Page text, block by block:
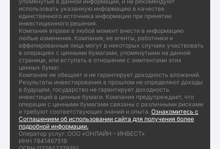
использовать указанную информацию в качестве
единственного источника информации при принятии
инвестиционного решения.
Компания вправе в любой момент внести в информацию
любые изменения. Компания, ее агенты, работники и
аффилированные лица могут в некоторых случаях участвовать
в операциях с ценными бумагами, упомянутыми на данной
странице, или вступать в отношения с эмитентами этих
ценных бумаг.
Компания не обещает и не гарантирует доходность вложений.
Результаты инвестирования в прошлом не определяют доходы
в будущем, государство не гарантирует доходность
инвестиций в ценные бумаги. Компания предупреждает, что
операции с ценными бумагами связаны с различными рисками
и требуют соответствующих знаний и опыта. Ознакомитесь с
Соглашением об использовании сайта для получения более
подробной информации.
Оператор услуг: ООО «ОНЛАЙН – ИНВЕСТ»
ИНН 7841467519